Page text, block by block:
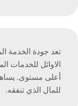
تعد جودة الخدمة
الاوائل للخدمات
أعلى مستوى.
للمال الذي تنفقه.